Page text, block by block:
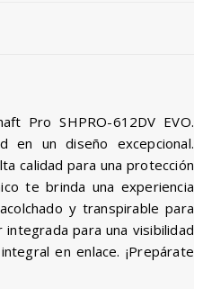
Pro SHPRO-612DV EVO.
en un diseño excepcional.
calidad para una protección
te brinda una experiencia
y transpirable para
para una visibilidad
en enlace. ¡Prepárate